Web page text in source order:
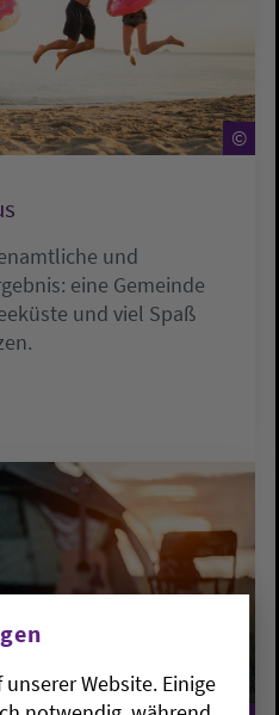
©
und
eine Gemeinde
und viel Spaß
Website. Einige